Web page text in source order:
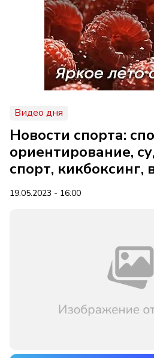
Видео дня
Новости спорта:
ориентирование,
спорт, кикбоксинг,
19.05.2023 - 16:00